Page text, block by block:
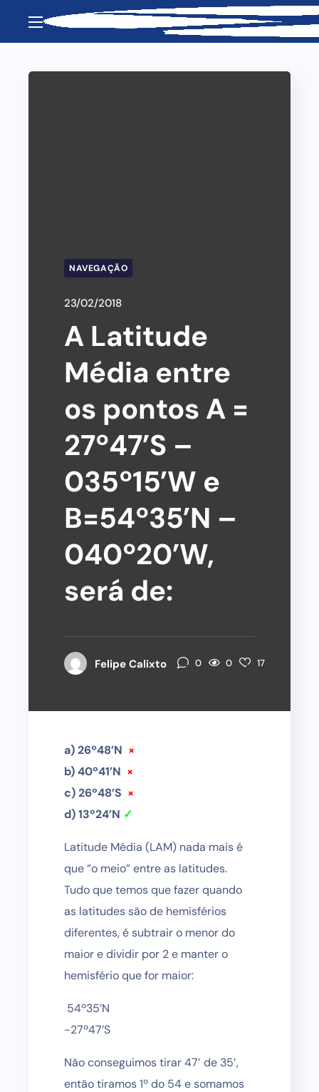
NAVEGAÇÃO
23/02/2018
A Latitude
Média entre
os pontos A =
27º47’S –
035º15’W e
B=54º35’N –
040º20’W,
será de:
Felipe Calixto 0 0 17
a) 26º48’N ×
b) 40º41’N ×
c) 26º48’S ×
d) 13º24’N ✓
Latitude Média (LAM) nada mais é
que “o meio” entre as latitudes.
Tudo que temos que fazer quando
as latitudes são de hemisférios
diferentes, é subtrair o menor do
maior e dividir por 2 e manter o
hemisfério que for maior:
54º35’N
-27º47’S
Não conseguimos tirar 47′ de 35′,
então tiramos 1º do 54 e somamos